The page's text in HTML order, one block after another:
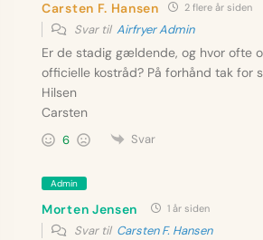
Carsten F. Hansen 2 flere år siden
Svar til Airfryer Admin
Er de stadig gældende, og hvor ofte
officielle kostråd? På forhånd tak for
Hilsen
Carsten
6 Svar
Admin
Morten Jensen 1 år siden
Svar til Carsten F. Hansen